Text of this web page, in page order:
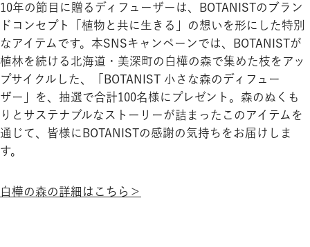
10年の節目に贈るディフューザーは、BOTANISTのブラン
ドコンセプト「植物と共に生きる」の想いを形にした特別
なアイテムです。本SNSキャンペーンでは、BOTANISTが
植林を続ける北海道・美深町の白樺の森で集めた枝をアッ
プサイクルした、「BOTANIST 小さな森のディフュー
ザー」を、抽選で合計100名様にプレゼント。森のぬくも
りとサステナブルなストーリーが詰まったこのアイテムを
通じて、皆様にBOTANISTの感謝の気持ちをお届けしま
す。
白樺の森の詳細はこちら＞